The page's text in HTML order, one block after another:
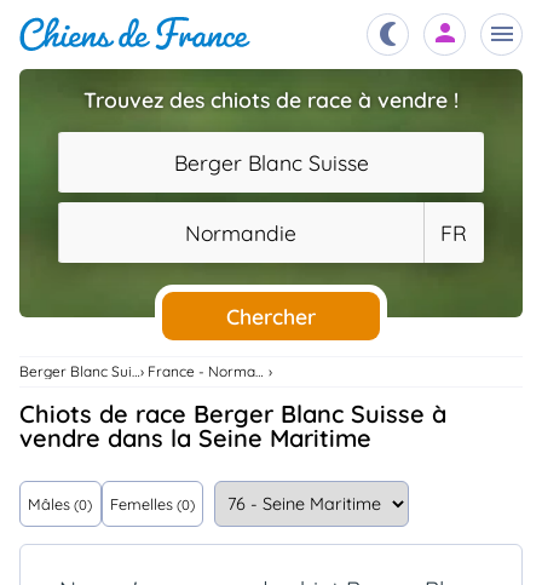
Chiots
Éleveurs
Étalons
Chiens
Services
..
Assurances
Trouvez des chiots de race à vendre !
Berger Blanc Suisse
Normandie FR
Chercher
Berger Blanc Suisse France - Normandie
Chiots de race Berger Blanc Suisse à
vendre dans la Seine Maritime
Mâles (0) Femelles (0)